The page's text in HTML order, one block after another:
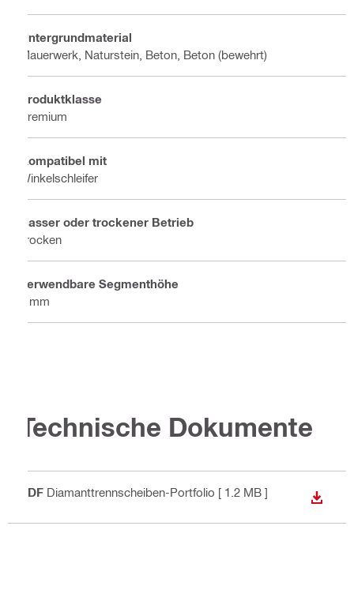
Untergrundmaterial
Mauerwerk, Naturstein, Beton, Beton (bewehrt)
Produktklasse
Premium
Kompatibel mit
Winkelschleifer
Nasser oder trockener Betrieb
Trocken
Verwendbare Segmenthöhe
8 mm
Technische Dokumente
PDF Diamanttrennscheiben-Portfolio [ 1.2 MB ]